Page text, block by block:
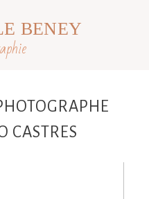
BENEY
CASTRES